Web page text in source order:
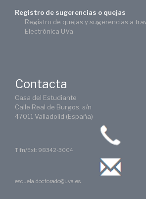
Registro de sugerencias o quejas
Registro de quejas y sugerencias a
Electrónica UVa
Contacta
Casa del Estudiante
Calle Real de Burgos, s/n
47011 Valladolid (España)
Tlfn/Ext: 98342-3004
escuela.doctorado@uva.es